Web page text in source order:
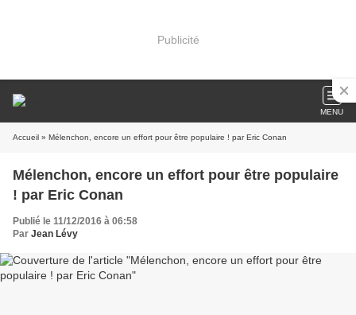
Publicité
MENU
Accueil » Mélenchon, encore un effort pour être populaire ! par Eric Conan
Mélenchon, encore un effort pour être populaire
! par Eric Conan
Publié le 11/12/2016 à 06:58
Par Jean Lévy